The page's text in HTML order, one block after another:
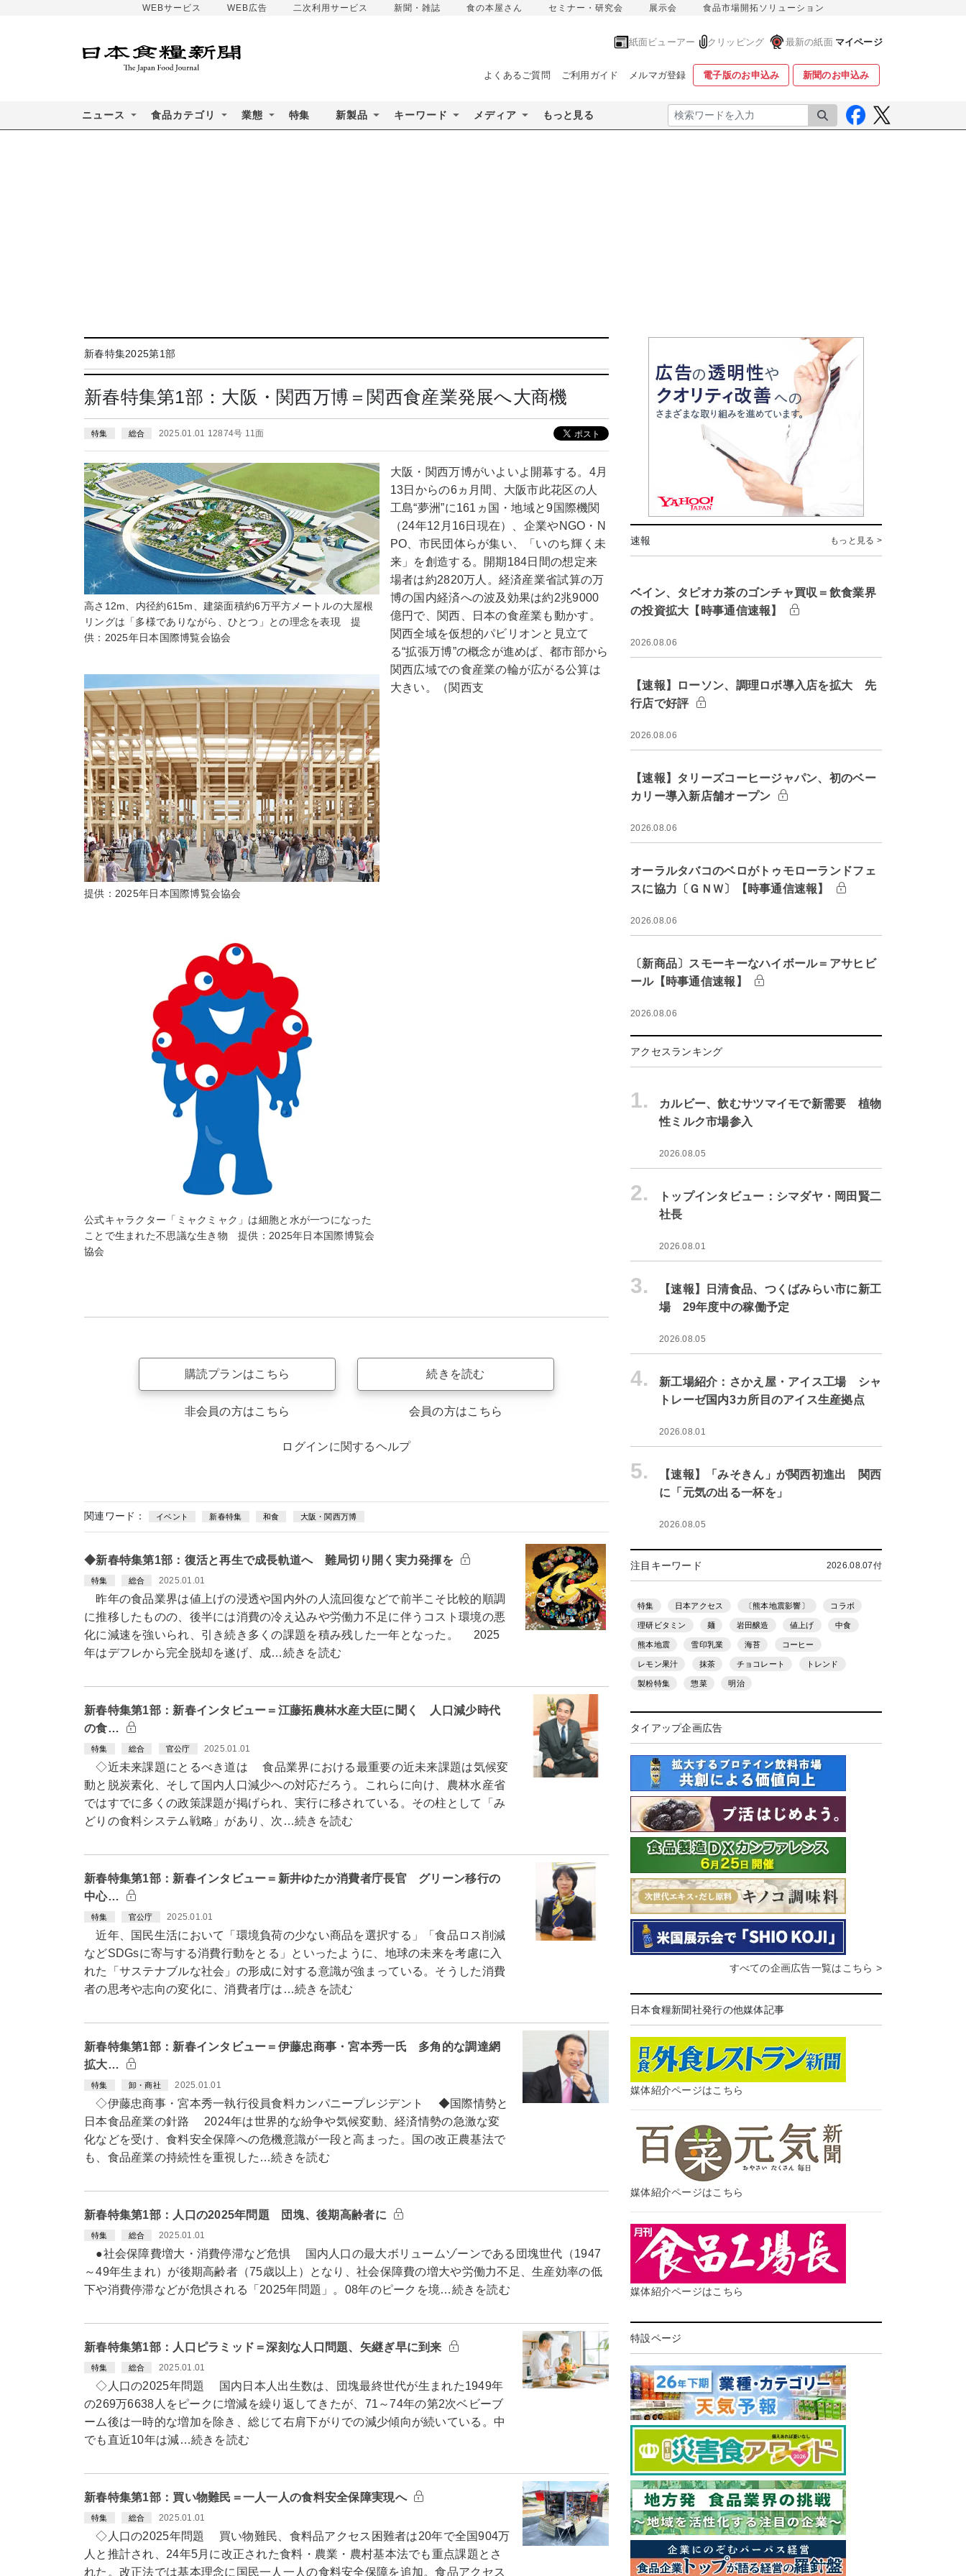
WEBサービス WEB広告 二次利用サービス 新聞・雑誌 食の本屋さん セミナー・研究会 展示会 食品市場開拓ソリューション
紙面ビューアー クリッピング 最新の紙面 マイページ
よくあるご質問 ご利用ガイド メルマガ登録 電子版のお申込み 新聞のお申込み
ニュース 食品カテゴリ 業態 特集 新製品 キーワード メディア もっと見る 検索
新春特集2025第1部
新春特集第1部：大阪・関西万博＝関西食産業発展へ大商機
特集 総合 2025.01.01 12874号 11面
高さ12m、内径約615m、建築面積約6万平方メートルの大屋根
リングは「多様でありながら、ひとつ」との理念を表現 提
供：2025年日本国際博覧会協会
提供：2025年日本国際博覧会協会
公式キャラクター「ミャクミャク」は細胞と水が一つになった
ことで生まれた不思議な生き物 提供：2025年日本国際博覧会
協会
大阪・関西万博がいよいよ開幕する。4月
13日からの6ヵ月間、大阪市此花区の人
工島“夢洲”に161ヵ国・地域と9国際機関
（24年12月16日現在）、企業やNGO・N
PO、市民団体らが集い、「いのち輝く未
来」を創造する。開期184日間の想定来
場者は約2820万人。経済産業省試算の万
博の国内経済への波及効果は約2兆9000
億円で、関西、日本の食産業も動かす。
関西全域を仮想的パビリオンと見立て
る“拡張万博”の概念が進めば、都市部から
関西広域での食産業の輪が広がる公算は
大きい。（関西支
購読プランはこちら
非会員の方はこちら
続きを読む
会員の方はこちら
ログインに関するヘルプ
関連ワード： イベント 新春特集 和食 大阪・関西万博
◆新春特集第1部：復活と再生で成長軌道へ 難局切り開く実力発揮を
特集 総合 2025.01.01
昨年の食品業界は値上げの浸透や国内外の人流回復などで前半こそ比較的順調
に推移したものの、後半には消費の冷え込みや労働力不足に伴うコスト環境の悪
化に減速を強いられ、引き続き多くの課題を積み残した一年となった。 2025
年はデフレから完全脱却を遂げ、成…続きを読む
新春特集第1部：新春インタビュー＝江藤拓農林水産大臣に聞く 人口減少時代
の食…
特集 総合 官公庁 2025.01.01
◇近未来課題にとるべき道は 食品業界における最重要の近未来課題は気候変
動と脱炭素化、そして国内人口減少への対応だろう。これらに向け、農林水産省
ではすでに多くの政策課題が掲げられ、実行に移されている。その柱として「み
どりの食料システム戦略」があり、次…続きを読む
新春特集第1部：新春インタビュー＝新井ゆたか消費者庁長官 グリーン移行の
中心…
特集 官公庁 2025.01.01
近年、国民生活において「環境負荷の少ない商品を選択する」「食品ロス削減
などSDGsに寄与する消費行動をとる」といったように、地球の未来を考慮に入
れた「サステナブルな社会」の形成に対する意識が強まっている。そうした消費
者の思考や志向の変化に、消費者庁は…続きを読む
新春特集第1部：新春インタビュー＝伊藤忠商事・宮本秀一氏 多角的な調達網
拡大…
特集 卸・商社 2025.01.01
◇伊藤忠商事・宮本秀一執行役員食料カンパニープレジデント ◆国際情勢と
日本食品産業の針路 2024年は世界的な紛争や気候変動、経済情勢の急激な変
化などを受け、食料安全保障への危機意識が一段と高まった。国の改正農基法で
も、食品産業の持続性を重視した…続きを読む
新春特集第1部：人口の2025年問題 団塊、後期高齢者に
特集 総合 2025.01.01
●社会保障費増大・消費停滞など危惧 国内人口の最大ボリュームゾーンである団塊世代（1947
～49年生まれ）が後期高齢者（75歳以上）となり、社会保障費の増大や労働力不足、生産効率の低
下や消費停滞などが危惧される「2025年問題」。08年のピークを境…続きを読む
新春特集第1部：人口ピラミッド＝深刻な人口問題、矢継ぎ早に到来
特集 総合 2025.01.01
◇人口の2025年問題 国内日本人出生数は、団塊最終世代が生まれた1949年
の269万6638人をピークに増減を繰り返してきたが、71～74年の第2次ベビーブ
ーム後は一時的な増加を除き、総じて右肩下がりでの減少傾向が続いている。中
でも直近10年は減…続きを読む
新春特集第1部：買い物難民＝一人一人の食料安全保障実現へ
特集 総合 2025.01.01
◇人口の2025年問題 買い物難民、食料品アクセス困難者は20年で全国904万
人と推計され、24年5月に改正された食料・農業・農村基本法でも重点課題とさ
れた。改正法では基本理念に国民一人一人の食料安全保障を追加。食品アクセス
速報 もっと見る >
ベイン、タピオカ茶のゴンチャ買収＝飲食業界
の投資拡大【時事通信速報】
2026.08.06
【速報】ローソン、調理ロボ導入店を拡大 先
行店で好評
2026.08.06
【速報】タリーズコーヒージャパン、初のベー
カリー導入新店舗オープン
2026.08.06
オーラルタバコのベロがトゥモローランドフェ
スに協力〔ＧＮＷ〕【時事通信速報】
2026.08.06
〔新商品〕スモーキーなハイボール＝アサヒビ
ール【時事通信速報】
2026.08.06
アクセスランキング
1.
カルビー、飲むサツマイモで新需要 植物
性ミルク市場参入
2026.08.05
2.
トップインタビュー：シマダヤ・岡田賢二
社長
2026.08.01
3.
【速報】日清食品、つくばみらい市に新工
場 29年度中の稼働予定
2026.08.05
4.
新工場紹介：さかえ屋・アイス工場 シャ
トレーゼ国内3カ所目のアイス生産拠点
2026.08.01
5.
【速報】「みそきん」が関西初進出 関西
に「元気の出る一杯を」
2026.08.05
注目キーワード 2026.08.07付
特集 日本アクセス 〔熊本地震影響〕 コラボ
理研ビタミン 麺 岩田醸造 値上げ 中食
熊本地震 雪印乳業 海苔 コーヒー
レモン果汁 抹茶 チョコレート トレンド
製粉特集 惣菜 明治
タイアップ企画広告
すべての企画広告一覧はこちら >
日本食糧新聞社発行の他媒体記事
媒体紹介ページはこちら
媒体紹介ページはこちら
媒体紹介ページはこちら
特設ページ